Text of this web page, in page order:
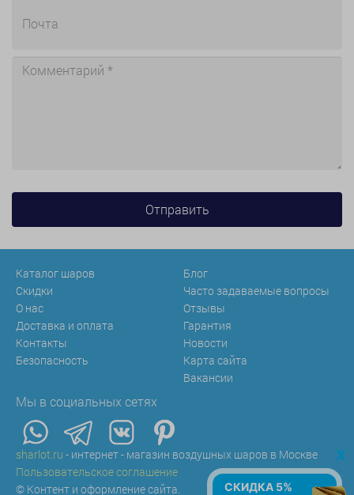
Каталог шаров
Скидки
О нас
Доставка и оплата
Контакты
Безопасность
Блог
Часто задаваемые вопросы
Отзывы
Гарантия
Новости
Карта сайта
Вакансии
Мы в социальных сетях
sharlot.ru - интернет - магазин воздушных шаров в Москве
Пользовательское соглашение
© Контент и оформление сайта.
x
СКИДКА 5%